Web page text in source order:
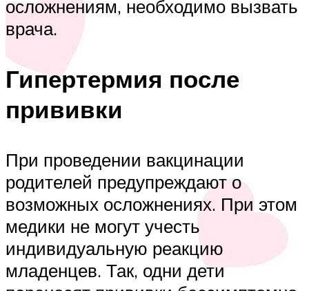
осложнениям, необходимо вызвать
врача.
Гипертермия после
прививки
При проведении вакцинации
родителей предупреждают о
возможных осложнениях. При этом
медики не могут учесть
индивидуальную реакцию
младенцев. Так, одни дети